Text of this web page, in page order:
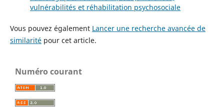
vulnérabilités et réhabilitation psychosociale
Vous pouvez également Lancer une recherche avancée de
similaritépour cet article.
Numéro courant